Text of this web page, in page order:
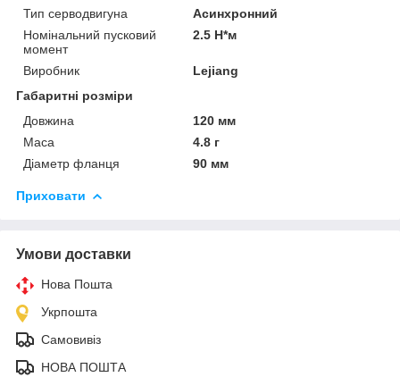
Тип серводвигуна
Асинхронний
Номінальний пусковий
момент
2.5 Н*м
Виробник
Lejiang
Габаритні розміри
Довжина
120 мм
Маса
4.8 г
Діаметр фланця
90 мм
Приховати
Умови доставки
Нова Пошта
Укрпошта
Самовивіз
НОВА ПОШТА